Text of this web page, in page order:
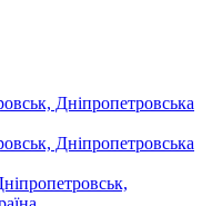
Дніпропетровська
Дніпропетровська